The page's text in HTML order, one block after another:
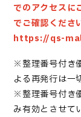
でのアクセスに
でご確認くださ
https://qs-
※整理番号付き
よる再発行は一
※整理番号付き
み有効とさせて